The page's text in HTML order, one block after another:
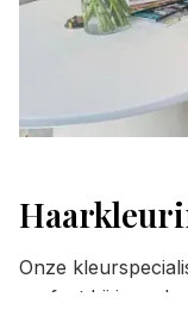
Onze
perfect bij jouw